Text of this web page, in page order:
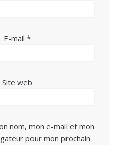
E-mail *
Site web
nom, mon e-mail et mon
pour mon prochain